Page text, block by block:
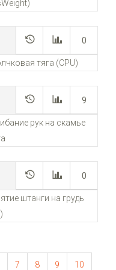
0
9
0
7 8 9 10